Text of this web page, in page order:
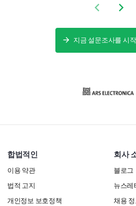
Previous slide
Next
지금 설문조사를 시
합법적인
이용 약관
법적 고지
개인정보 보호정책
회사
블로그
뉴스레
채용